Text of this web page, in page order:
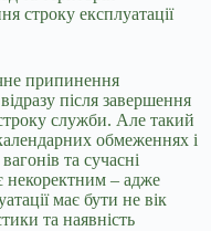
строку експлуатації
припинення
після завершення
служби. Але такий
обмеженнях і
та сучасні
некоректним – адже
має бути не вік
та наявність